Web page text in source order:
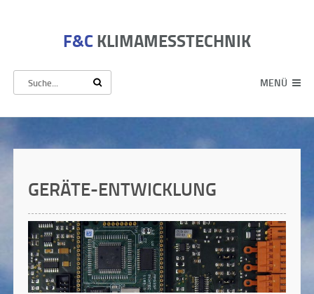
F&C KLIMAMESSTECHNIK
MENÜ
GERÄTE-ENTWICKLUNG